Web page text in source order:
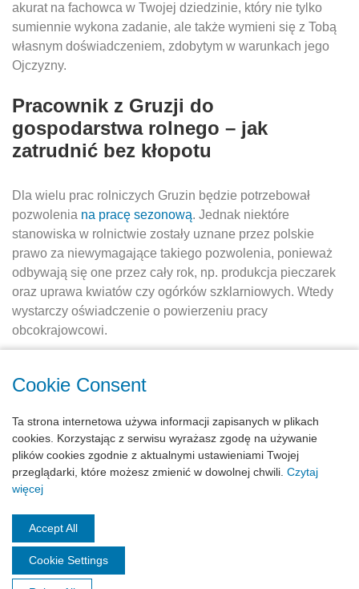
akurat na fachowca w Twojej dziedzinie, który nie tylko
sumiennie wykona zadanie, ale także wymieni się z Tobą
własnym doświadczeniem, zdobytym w warunkach jego
Ojczyzny.
Pracownik z Gruzji do
gospodarstwa rolnego – jak
zatrudnić bez kłopotu
Dla wielu prac rolniczych Gruzin będzie potrzebował
pozwolenia na pracę sezonową. Jednak niektóre
stanowiska w rolnictwie zostały uznane przez polskie
prawo za niewymagające takiego pozwolenia, ponieważ
odbywają się one przez cały rok, np. produkcja pieczarek
oraz uprawa kwiatów czy ogórków szklarniowych. Wtedy
wystarczy oświadczenie o powierzeniu pracy
obcokrajowcowi.
w rolnictwie z Gruzji jest Ci potrzebny do prac, nie
chcesz go zatrudnić dobudowystodoły.
A żeby jeszcze ułatwić sobie proces zatrudnienia Gruzina,
zadzwoń do nas! Jako agencja pracy załatwimy wszelkie
telefonu znajdziesz w górnym prawym rogu witryny.
Cookie Consent
Ta strona internetowa używa informacji zapisanych w plikach
cookies. Korzystając z serwisu wyrażasz zgodę na używanie
plików cookies zgodnie z aktualnymi ustawieniami Twojej
przeglądarki, które możesz zmienić w dowolnej chwili. Czytaj
więcej
Accept All
Cookie Settings